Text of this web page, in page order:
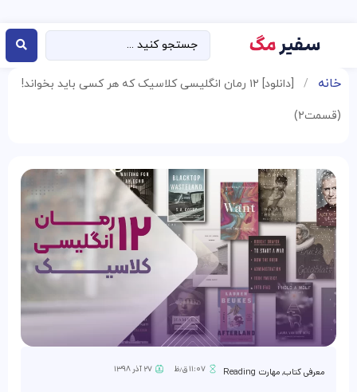
خانه / [دانلود] ۱۲ رمان انگلیسی کلاسیک که هر کسی باید بخواند!
(قسمت۲)
معرفی کتاب,مهارت Reading ۱۱:۰۷ ق٫ظ ۲۷ آذر ۱۳۹۸